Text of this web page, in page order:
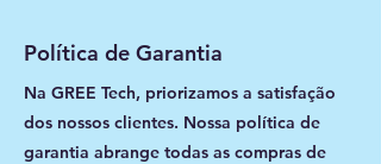
Política de Garantia
Na GREE Tech, priorizamos a satisfação
dos nossos clientes. Nossa política de
garantia abrange todas as compras de